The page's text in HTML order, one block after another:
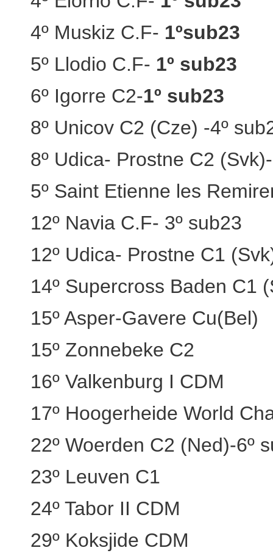
4º Muskiz C.F- 1ºsub23
5º Llodio C.F- 1º sub23
6º Igorre C2-1º sub23
8º Unicov C2 (Cze) -4º
8º Udica- Prostne C2
5º Saint Etienne les
12º Navia C.F- 3º sub23
12º Udica- Prostne C1
14º Supercross Baden C1
15º Asper-Gavere Cu(Bel)
15º Zonnebeke C2
16º Valkenburg I CDM
17º Hoogerheide World
22º Woerden C2 (Ned)-6º
23º Leuven C1
24º Tabor II CDM
29º Koksjide CDM